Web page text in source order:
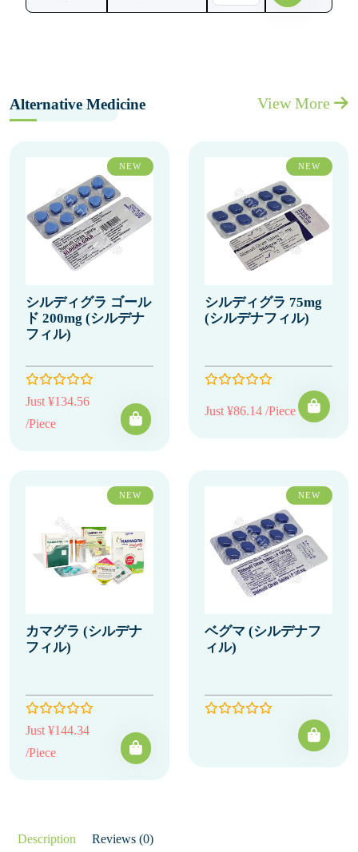
Alternative Medicine View More
NEW
シルディグラ ゴール
ド 200mg (シルデナ
フィル)
Just ¥134.56
/Piece
NEW
シルディグラ 75mg
(シルデナフィル)
Just ¥86.14 /Piece
NEW
カマグラ (シルデナ
フィル)
Just ¥144.34
/Piece
NEW
ベグマ (シルデナフ
ィル)
Description Reviews (0)